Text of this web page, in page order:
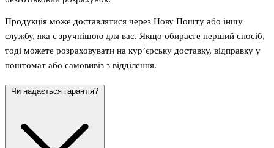
Продукція може доставлятися через Нову Пошту або іншу
службу, яка є зручнішою для вас. Якщо обираєте перший спосіб,
тоді можете розраховувати на кур’єрську доставку, відправку у
поштомат або самовивіз з відділення.
Чи надається гарантія?